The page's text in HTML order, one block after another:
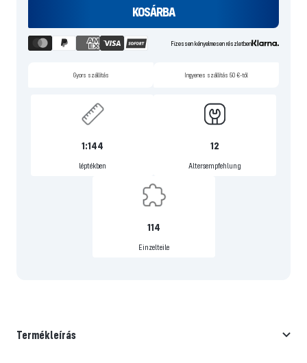
KOSÁRBA
Fizessen kényelmesen részletben
Gyors szállítás Ingyenes szállítás 50 €-tól
1:144
léptékben
12
Altersempfehlung
114
Einzelteile
Termékleírás